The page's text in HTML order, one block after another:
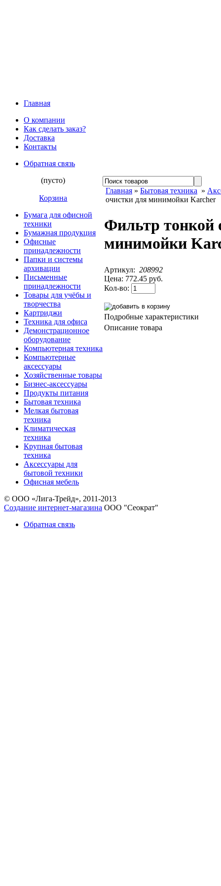
Главная
О компании
Как сделать заказ?
Доставка
Контакты
Обратная связь
(пусто)
Корзина
Бумага для офисной
техники
Бумажная продукция
Офисные
принадлежности
Папки и системы
архивации
Письменные
принадлежности
Товары для учёбы и
творчества
Картриджи
Техника для офиса
Демонстрационное
оборудование
Компьютерная техника
Компьютерные
аксессуары
Хозяйственные товары
Бизнес-аксессуары
Продукты питания
Бытовая техника
Мелкая бытовая
техника
Климатическая
техника
Крупная бытовая
техника
Аксессуары для
бытовой техники
Офисная мебель
Главная » Бытовая техника »
очистки для минимойки Karcher
Фильтр тонкой
минимойки
Артикул: 208992
Цена: 772.45 руб.
Кол-во:
Подробные характеристики
Описание товара
© ООО «Лига-Трейд», 2011-2013
Создание интернет-магазина ООО "Сеократ"
Обратная связь